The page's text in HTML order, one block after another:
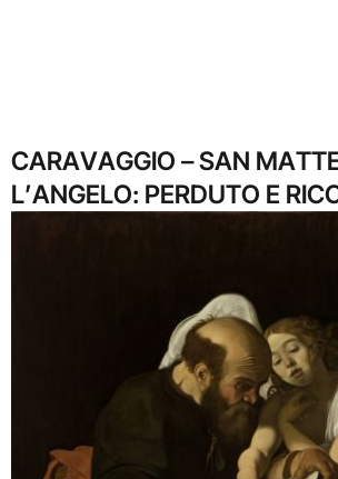
CARAVAGGIO – SAN
L’ANGELO: PERDUTO E